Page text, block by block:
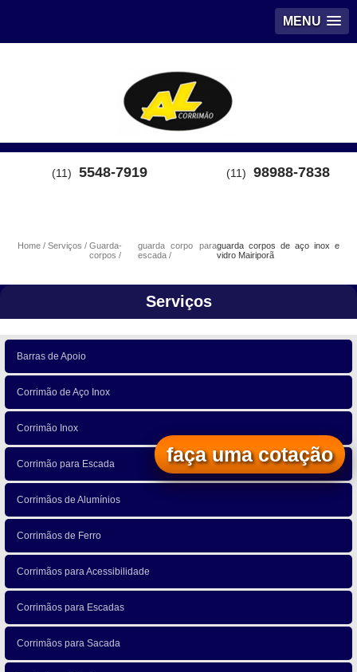
MENU
(11) 5548-7919 (11) 98988-7838
Home Serviços
Guarda-
corpos
guarda corpo para
escada
guarda corpos de aço inox e
vidro Mairiporã
Serviços
Barras de Apoio
Corrimão de Aço Inox
Corrimão Inox
Corrimão para Escada
Corrimãos de Alumínios
Corrimãos de Ferro
Corrimãos para Acessibilidade
Corrimãos para Escadas
Corrimãos para Sacada
faça uma cotação